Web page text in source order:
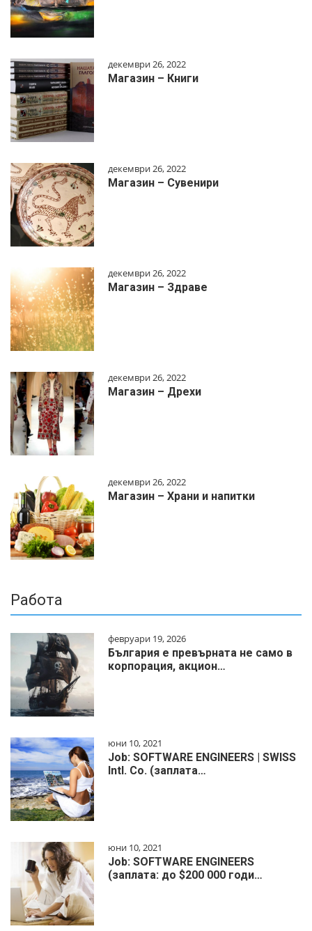
декември 26, 2022
Магазин – Книги
декември 26, 2022
Магазин – Сувенири
декември 26, 2022
Магазин – Здраве
декември 26, 2022
Магазин – Дрехи
декември 26, 2022
Магазин – Храни и напитки
Работа
февруари 19, 2026
България е превърната не само в
корпорация, акцион…
юни 10, 2021
Job: SOFTWARE ENGINEERS | SWISS
Intl. Co. (заплата…
юни 10, 2021
Job: SOFTWARE ENGINEERS
(заплата: до $200 000 годи…